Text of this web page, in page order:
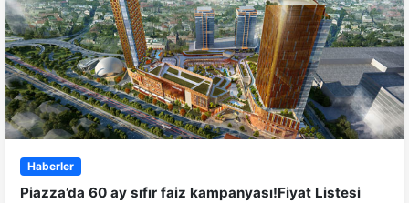
Haberler
Piazza’da 60 ay sıfır faiz kampanyası!Fiyat Listesi